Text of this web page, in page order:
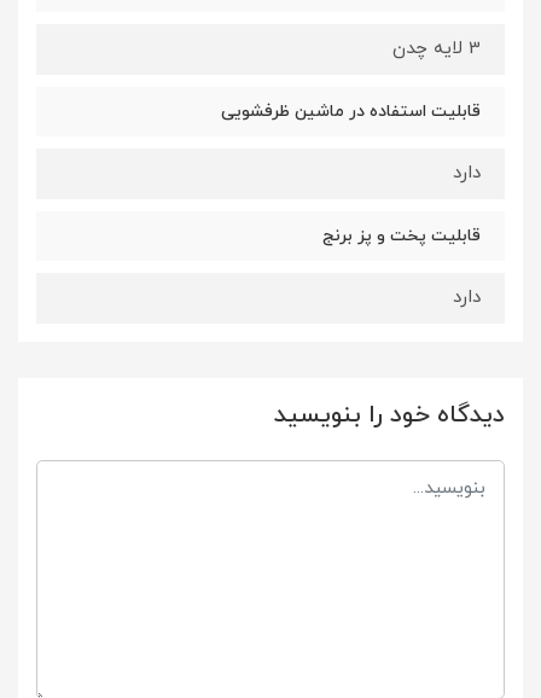
3 لایه چدن
قابلیت استفاده در ماشین ظرفشویی
دارد
قابلیت پخت و پز برنج
دارد
دیدگاه خود را بنویسید